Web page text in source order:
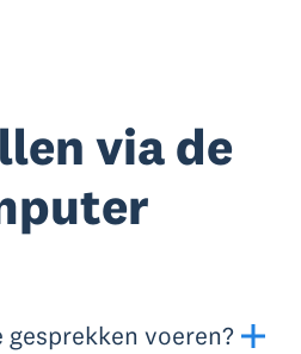
via de
voeren?